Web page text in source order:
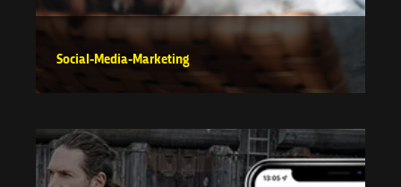
Social-Media-Marketing